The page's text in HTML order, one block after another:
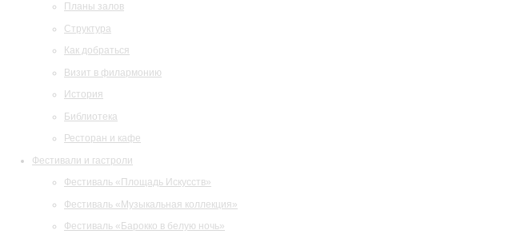
Планы залов
Структура
Как добраться
Визит в филармонию
История
Библиотека
Ресторан и кафе
Фестивали и гастроли
Фестиваль «Площадь Искусств»
Фестиваль «Музыкальная коллекция»
Фестиваль «Барокко в белую ночь»